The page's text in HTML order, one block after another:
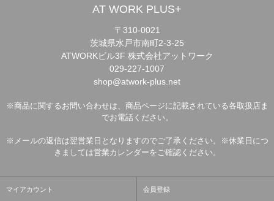
AT WORK PLUS+
〒310-0021
茨城県水戸市南町2-3-25
ATWORKビル3F 株式会社アットワーク
029-227-1007
shop@atwork-plus.net
※商品に関するお問い合わせは、商品ページに記載されている各取扱店ま
でお電話ください。
※メールの返信は翌営業日となりますのでご了承ください。※休業日につ
きましては営業カレンダーをご確認ください。
マイアカウント 会員登録